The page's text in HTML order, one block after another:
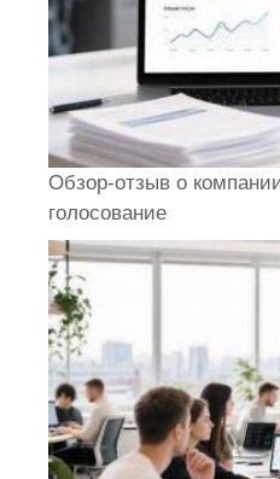
Обзор-отзыв о
голосование